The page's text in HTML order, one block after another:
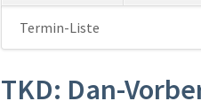
überspringen
Termin-Liste
TKD: Dan-